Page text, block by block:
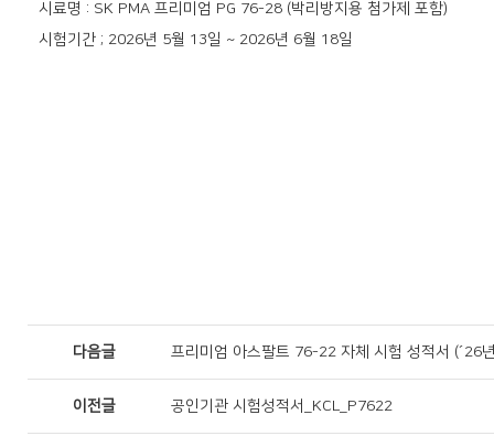
시료명 : SK PMA 프리미엄 PG 76-28 (박리방지용 첨가제 포함)
시험기간 ; 2026년 5월 13일 ~ 2026년 6월 18일
다음글 프리미엄 아스팔트 76-22 자체 시험 성적서 (´26
이전글 공인기관 시험성적서_KCL_P7622